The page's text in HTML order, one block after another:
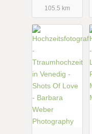
105.5 km